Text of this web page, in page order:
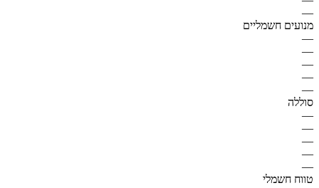
—
מנועים חשמליים
—
—
—
—
—
סוללה
—
—
—
—
—
טווח חשמלי